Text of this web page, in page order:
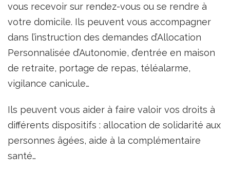
vous recevoir sur rendez-vous ou se rendre à
votre domicile. Ils peuvent vous accompagner
dans l’instruction des demandes d’Allocation
Personnalisée d’Autonomie, d’entrée en maison
de retraite, portage de repas, téléalarme,
vigilance canicule…
Ils peuvent vous aider à faire valoir vos droits à
différents dispositifs : allocation de solidarité aux
personnes âgées, aide à la complémentaire
santé…